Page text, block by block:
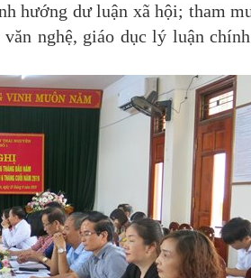
hướng dư luận xã hội; tham
nghệ, giáo dục lý luận